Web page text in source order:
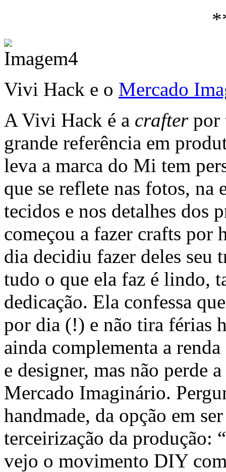
Vivi Hack e o Mercado
A Vivi Hack é a crafterpor
grande referência em
leva a marca do Mi tem
que se reflete nas fotos, na
tecidos e nos detalhes dos
começou a fazer crafts por
dia decidiu fazer deles seu
tudo o que ela faz é lindo,
dedicação. Ela confessa
por dia (!) e não tira férias
ainda complementa a
e designer, mas não perde
Mercado Imaginário.
handmade, da opção em
terceirização da produção:
vejo o movimento DIY